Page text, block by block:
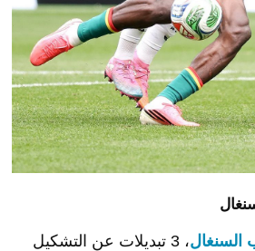
السنغال
، 3 تبديلات عن التشكيل